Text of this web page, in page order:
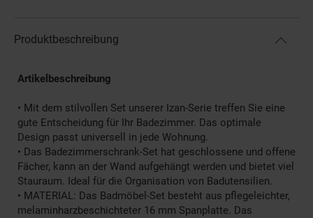
Produktbeschreibung
Artikelbeschreibung
• Mit dem stilvollen Set unserer Izan-Serie treffen Sie eine
gute Entscheidung für Ihr Badezimmer. Das optimale
Design passt universell in jede Wohnung.
• Das Badezimmerschrank-Set hat geschlossene und offene
Fächer, kann an der Wand aufgehängt werden und bietet viel
Stauraum. Ideal für die Organisation von Badutensilien.
• MATERIAL: Das Badmöbel-Set besteht aus pflegeleichter,
melaminharzbeschichteter 16 mm Spanplatte. Das